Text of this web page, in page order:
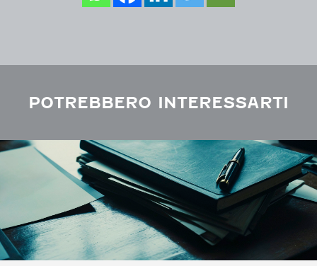
POTREBBERO INTERESSARTI